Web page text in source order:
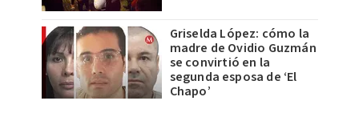
Griselda López: cómo la
madre de Ovidio Guzmán
se convirtió en la
segunda esposa de ‘El
Chapo’